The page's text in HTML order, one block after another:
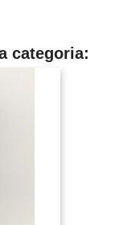
categoria: